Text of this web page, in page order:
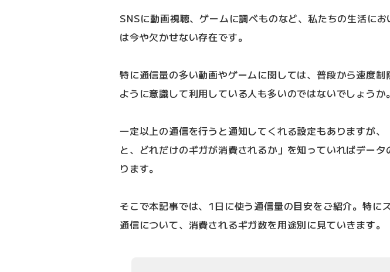
SNSに動画視聴、ゲームに調べものなど、私たちの生活に
は今や欠かせない存在です。
特に通信量の多い動画やゲームに関しては、普段から速度制
ように意識して利用している人も多いのではないでしょうか。
一定以上の通信を行うと通知してくれる設定もありますが、
と、どれだけのギガが消費されるか」を知っていればデー
ります。
そこで本記事では、1日に使う通信量の目安をご紹介。特に
通信について、消費されるギガ数を用途別に見ていきます。